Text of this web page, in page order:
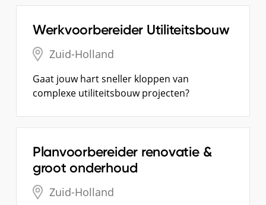
Werkvoorbereider Utiliteitsbouw
Zuid-Holland
Gaat jouw hart sneller kloppen van
complexe utiliteitsbouw projecten?
Planvoorbereider renovatie &
groot onderhoud
Zuid-Holland